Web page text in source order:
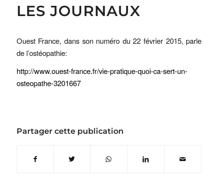
LES JOURNAUX
Ouest France, dans son numéro du 22 février 2015, parle
de l’ostéopathie:
http://www.ouest-france.fr/vie-pratique-quoi-ca-sert-un-
osteopathe-3201667
Partager cette publication